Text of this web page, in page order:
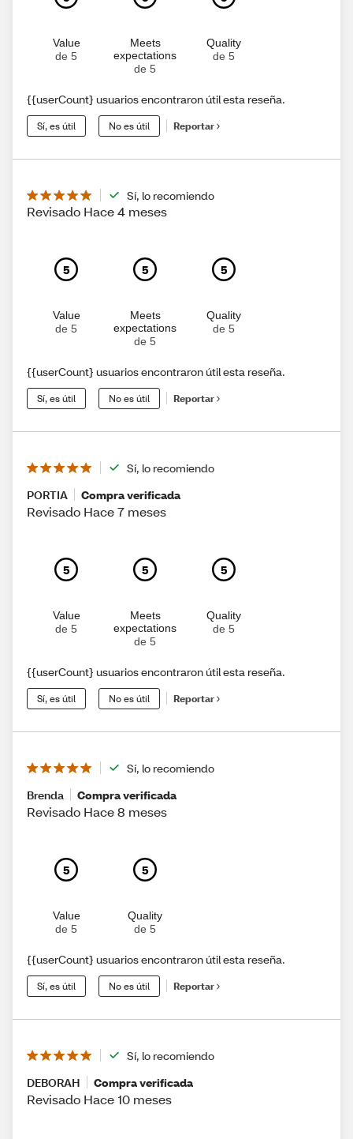
Value
de 5
Meets
expectations
de 5
Quality
de 5
{{userCount} usuarios encontraron útil esta reseña.
Sí, es útil No es útil Reportar
Sí, lo recomiendo
Revisado Hace 4 meses
5
Value
de 5
5
Meets
expectations
de 5
5
Quality
de 5
{{userCount} usuarios encontraron útil esta reseña.
Sí, es útil No es útil Reportar
Sí, lo recomiendo
PORTIA
Compra verificada
Revisado Hace 7 meses
5
Value
de 5
5
Meets
expectations
de 5
5
Quality
de 5
{{userCount} usuarios encontraron útil esta reseña.
Sí, es útil No es útil Reportar
Sí, lo recomiendo
Brenda
Compra verificada
Revisado Hace 8 meses
5
Value
de 5
5
Quality
de 5
{{userCount} usuarios encontraron útil esta reseña.
Sí, es útil No es útil Reportar
Sí, lo recomiendo
DEBORAH
Compra verificada
Revisado Hace 10 meses